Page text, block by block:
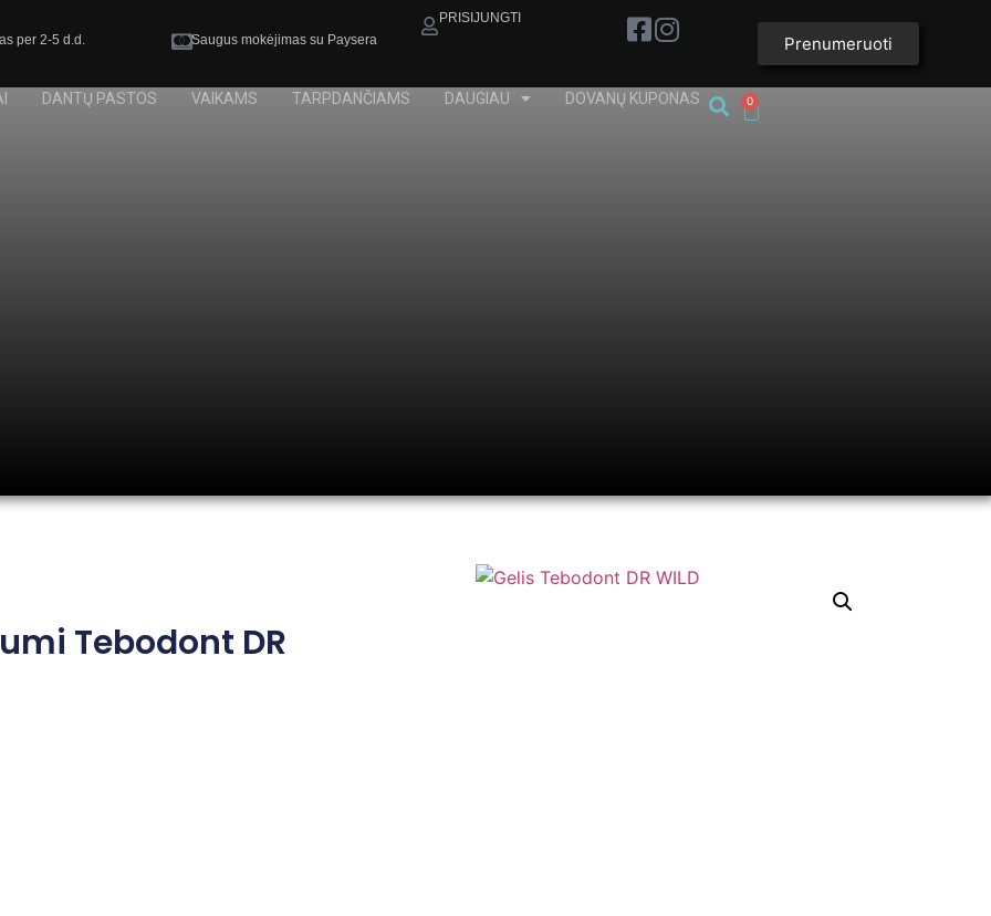
per 2-5 d.d. Saugus mokėjimas su Paysera
PRISIJUNGTI
Prenumeruoti
DANTŲ PASTOS VAIKAMS TARPDANČIAMS DAUGIAU DOVANŲ KUPONAS 0
Tebodont DR